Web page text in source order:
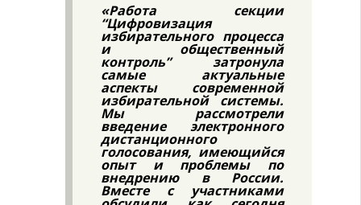
«Работа секции
“Цифровизация
избирательного процесса
и общественный
контроль” затронула
самые актуальные
аспекты современной
избирательной системы.
Мы рассмотрели
введение электронного
дистанционного
голосования, имеющийся
опыт и проблемы по
внедрению в России.
Вместе с участниками